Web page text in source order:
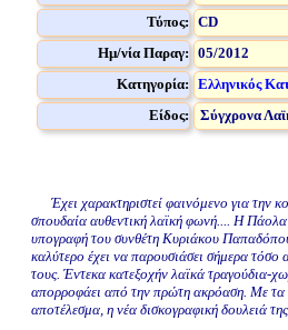
Τύπος: CD
Ημ/νία Παραγ: 05/2012
Κατηγορία: Ελληνικός
Είδος:
Σύγχρονα
Έχει χαρακτηριστεί φαινόμενο για την
σπουδαία αυθεντική λαϊκή φωνή.... Η Πάολα
υπογραφή του συνθέτη Κυριάκου
καλύτερο έχει να παρουσιάσει σήμερα
τους. Έντεκα κατεξοχήν λαϊκά τραγούδια-
απορροφάει από την πρώτη ακρόαση. Με τα
αποτέλεσμα, η νέα δισκογραφική δουλειά